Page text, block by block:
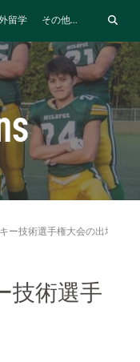
留学 その他...
ー技術選⼿権⼤会の出場権を
技術選⼿